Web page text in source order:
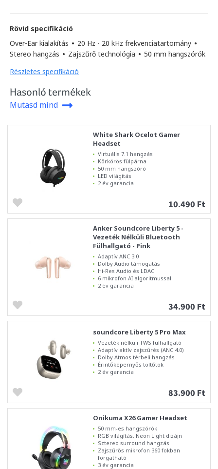
Rövid specifikáció
Over-Ear kialakítás • 20 Hz - 20 kHz frekvenciatartomány •
Stereo hangzás • Zajszűrő technológia • 50 mm hangszórók
Részletes specifikáció
Hasonló termékek
Mutasd mind
White Shark Ocelot Gamer
Headset
Virtuális 7.1 hangzás
Körkörös fülpárna
50 mm hangszóró
LED világítás
2 év garancia
10.490 Ft
Anker Soundcore Liberty 5 -
Vezeték Nélküli Bluetooth
Fülhallgató - Pink
Adaptív ANC 3.0
Dolby Audio támogatás
Hi-Res Audio és LDAC
6 mikrofon AI algoritmussal
2 év garancia
34.900 Ft
soundcore Liberty 5 Pro Max
Vezeték nélküli TWS fülhallgató
Adaptív aktív zajszűrés (ANC 4.0)
Dolby Atmos térbeli hangzás
Érintőképernyős töltőtok
2 év garancia
83.900 Ft
Onikuma X26 Gamer Headset
50 mm-es hangszórók
RGB világítás, Neon Light dizájn
Sztereo surround hangzás
Zajszűrős mikrofon 360 fokban
forgatható
3 év garancia